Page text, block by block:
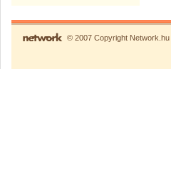
© 2007 Copyright Network.hu